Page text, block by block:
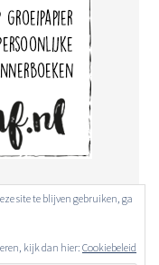
site te blijven gebruiken, ga
kijk dan hier: Cookiebeleid